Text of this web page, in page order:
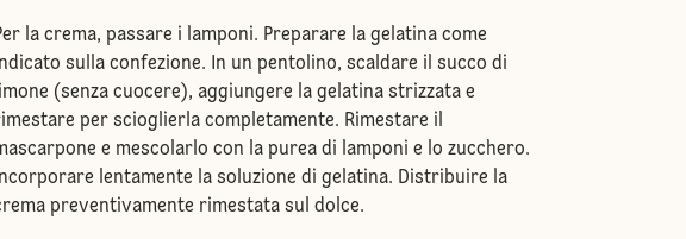
la crema, passare i lamponi. Preparare la gelatina come
sulla confezione. In un pentolino, scaldare il succo di
limone (senza cuocere), aggiungere la gelatina strizzata e
per scioglierla completamente. Rimestare il
e mescolarlo con la purea di lamponi e lo zucchero.
Incorporare lentamente la soluzione di gelatina. Distribuire la
preventivamente rimestata sul dolce.